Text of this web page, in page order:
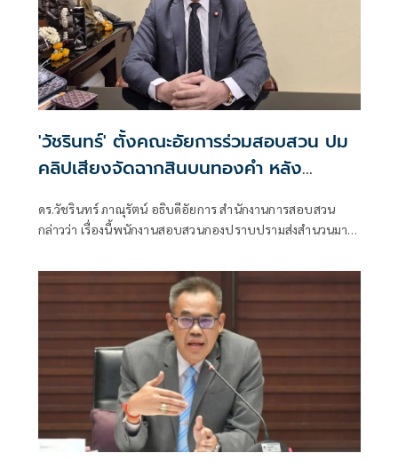
'วัชรินทร์' ตั้งคณะอัยการร่วมสอบสวน ปม
คลิปเสียงจัดฉากสินบนทองคำ หลัง
ดร.วัชรินทร์ ภาณุรัตน์ อธิบดีอัยการ สำนักงานการสอบสวน
กล่าวว่า เรื่องนี้พนักงานสอบสวนกองปราบปรามส่งสํานวนมาที่
ความเห็นเสนอไปยังอัยการสูงสุด ว่าคดีนี้มีการกระทําส่วนหนึ่ง
เกิดในประเทศไทยเเละ ส่วนหนึ่งเกิดขึ้นที่สถานทูตกรุงลอนดอน
ประเทศอังกฤษ ตามหลักเกณฑ์เเล้วต้องเป็นคดีนอกราช
อาณาจักรตาม ป.วิอาญามาตรา 20 ซึ่งเป็นอำนาจอัยการสูงสุด